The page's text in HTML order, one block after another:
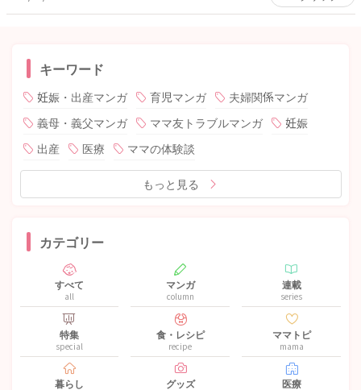
キーワード
妊娠・出産マンガ 育児マンガ
夫婦関係マンガ
義母・義父マンガ
ママ友トラブルマンガ
妊娠
出産
医療 ママの体験談
もっと見る
カテゴリー
すべて
all
マンガ
column
連載
series
特集
special
食・レシピ
recipe
ママトピ
mama
暮らし グッズ 医療